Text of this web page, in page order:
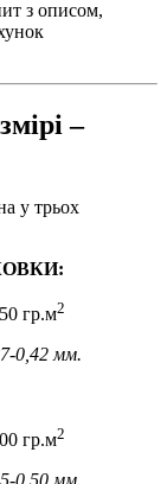
з описом,
–
у трьох
гр.м2
0,42 мм.
гр.м2